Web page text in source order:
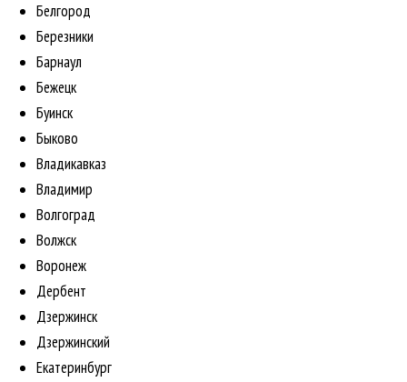
Белгород
Березники
Барнаул
Бежецк
Буинск
Быково
Владикавказ
Владимир
Волгоград
Волжск
Воронеж
Дербент
Дзержинск
Дзержинский
Екатеринбург